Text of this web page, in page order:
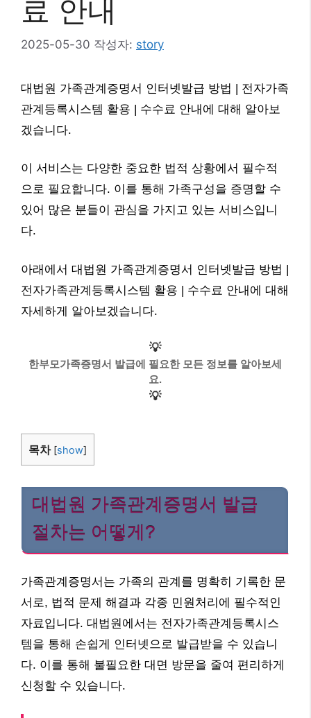
료 안내
2025-05-30 작성자: story
대법원 가족관계증명서 인터넷발급 방법 | 전자가족
관계등록시스템 활용 | 수수료 안내에 대해 알아보
겠습니다.
이 서비스는 다양한 중요한 법적 상황에서 필수적
으로 필요합니다. 이를 통해 가족구성을 증명할 수
있어 많은 분들이 관심을 가지고 있는 서비스입니
다.
아래에서 대법원 가족관계증명서 인터넷발급 방법 |
전자가족관계등록시스템 활용 | 수수료 안내에 대해
자세하게 알아보겠습니다.
💡
한부모가족증명서 발급에 필요한 모든 정보를 알아보세
요.
💡
목차 [show]
대법원 가족관계증명서 발급
절차는 어떻게?
가족관계증명서는 가족의 관계를 명확히 기록한 문
서로, 법적 문제 해결과 각종 민원처리에 필수적인
자료입니다. 대법원에서는 전자가족관계등록시스
템을 통해 손쉽게 인터넷으로 발급받을 수 있습니
다. 이를 통해 불필요한 대면 방문을 줄여 편리하게
신청할 수 있습니다.